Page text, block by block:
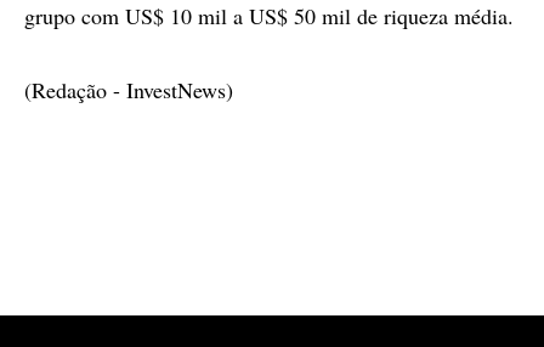
grupo com US$ 10 mil a US$ 50 mil de riqueza média.
(Redação - InvestNews)